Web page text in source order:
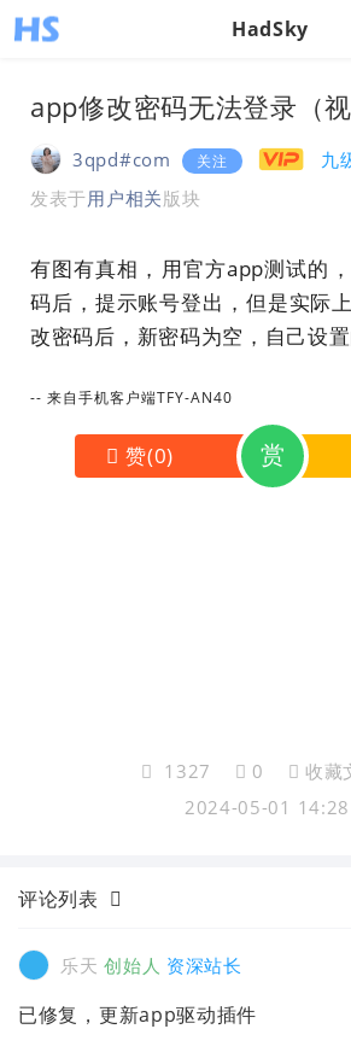
HadSky
app修改密码无法登录（视
3qpd#com 关注
九
发表于用户相关版块
有图有真相，用官方app测试的
码后，提示账号登出，但是实际
改密码后，新密码为空，自己设
-- 来自手机客户端TFY-AN40
赞(0) 赏
1327 0
收藏
2024-05-01 14:28
评论列表
乐天 创始人 资深站长
已修复，更新app驱动插件